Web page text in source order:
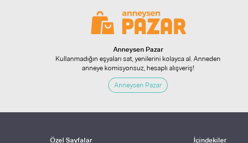
Anneysen Pazar
Kullanmadığın eşyaları sat, yenilerini kolayca al. Anneden
anneye komisyonsuz, hesaplı alışveriş!
Anneysen Pazar
Özel Sayfalar İçindekiler